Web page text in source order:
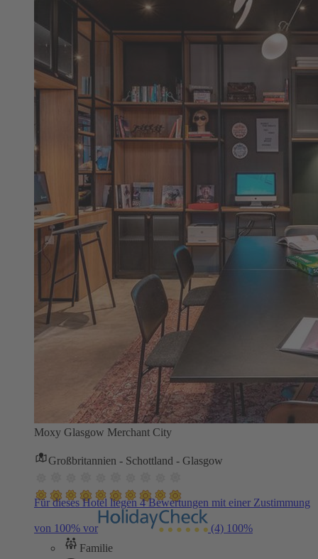
Moxy Glasgow Merchant City
Großbritannien - Schottland - Glasgow
Für dieses Hotel liegen 4 Bewertungen mit einer Zustimmung
von 100% vor (4) 100%
Familie